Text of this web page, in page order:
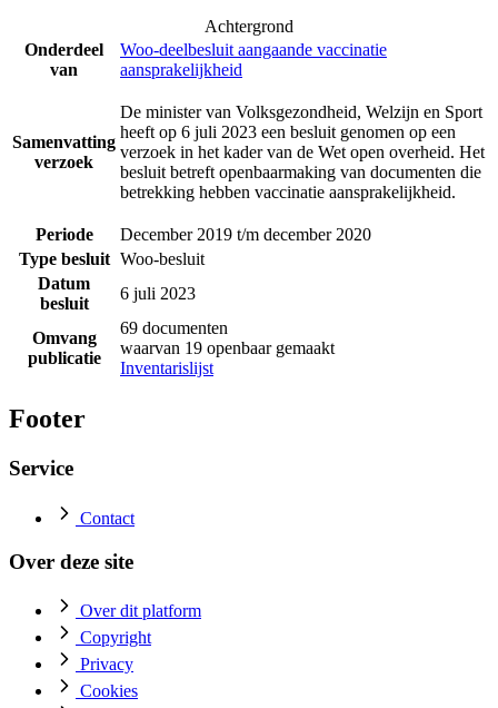
Achtergrond
Onderdeel
van
Woo-deelbesluit aangaande vaccinatie
aansprakelijkheid
Samenvatting
verzoek
De minister van Volksgezondheid, Welzijn en Sport
heeft op 6 juli 2023 een besluit genomen op een
verzoek in het kader van de Wet open overheid. Het
besluit betreft openbaarmaking van documenten die
betrekking hebben vaccinatie aansprakelijkheid.
Periode
December 2019 t/m december 2020
Type besluit Woo-besluit
Datum
besluit
6 juli 2023
Omvang
publicatie
69 documenten
waarvan 19 openbaar gemaakt
Inventarislijst
Footer
Service
Contact
Over deze site
Over dit platform
Copyright
Privacy
Cookies